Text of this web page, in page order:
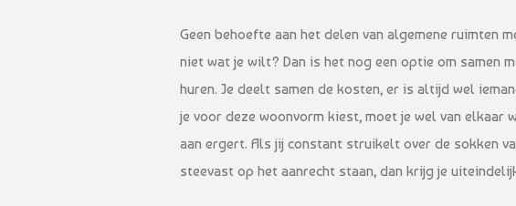
Geen behoefte aan het delen van algemene ruimten
niet wat je wilt? Dan is het nog een optie om samen
huren. Je deelt samen de kosten, er is altijd wel
je voor deze woonvorm kiest, moet je wel van elkaar
aan ergert. Als jij constant struikelt over de sokken
steevast op het aanrecht staan, dan krijg je